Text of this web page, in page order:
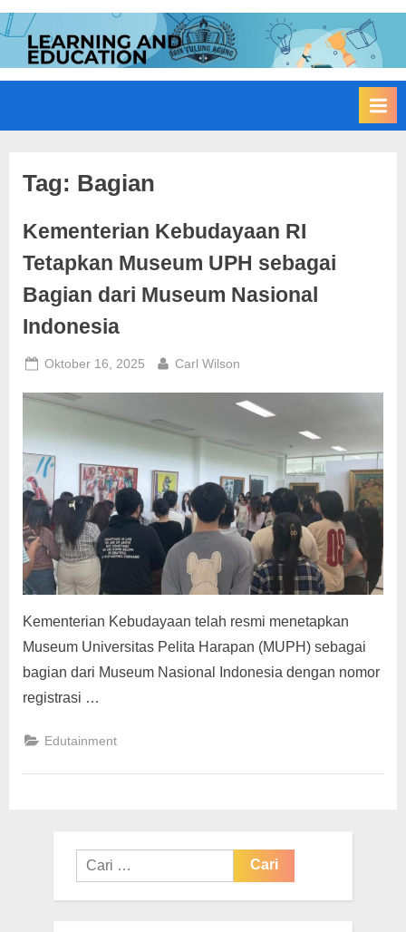
Skip
to
content
I
A
N
u
n
A
g
Edukasi
Membangun
Tag: Bagian
Kementerian Kebudayaan RI
Tetapkan Museum UPH sebagai
Bagian dari Museum Nasional
Indonesia
Posted
Oktober 16, 2025 By
Carl Wilson
Kementerian Kebudayaan telah resmi menetapkan
Museum Universitas Pelita Harapan (MUPH) sebagai
bagian dari Museum Nasional Indonesia dengan nomor
registrasi …
Edutainment
Cari
untuk: